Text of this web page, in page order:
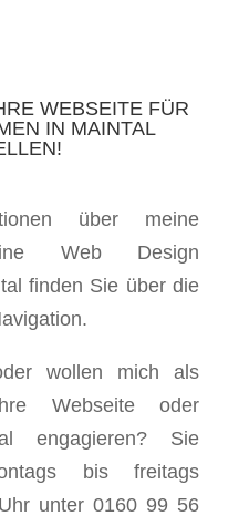
WEBSEITE FÜR
IN MAINTAL
über meine
Web Design
finden Sie über die
wollen mich als
Webseite oder
engagieren? Sie
bis freitags
unter 0160 99 56